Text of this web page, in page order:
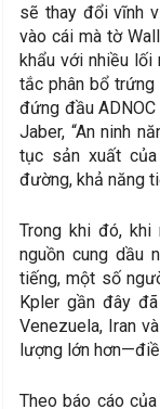
sẽ thay đổi vĩnh
vào cái mà tờ
khẩu với nhiều lối
tắc phân bổ
đứng đầu
Jaber, “An ninh
tục sản xuất
đường, khả năng
Trong khi đó, khi
nguồn cung dầu
tiếng, một số
Kpler gần đây
Venezuela, Iran
lượng lớn
Theo báo cáo